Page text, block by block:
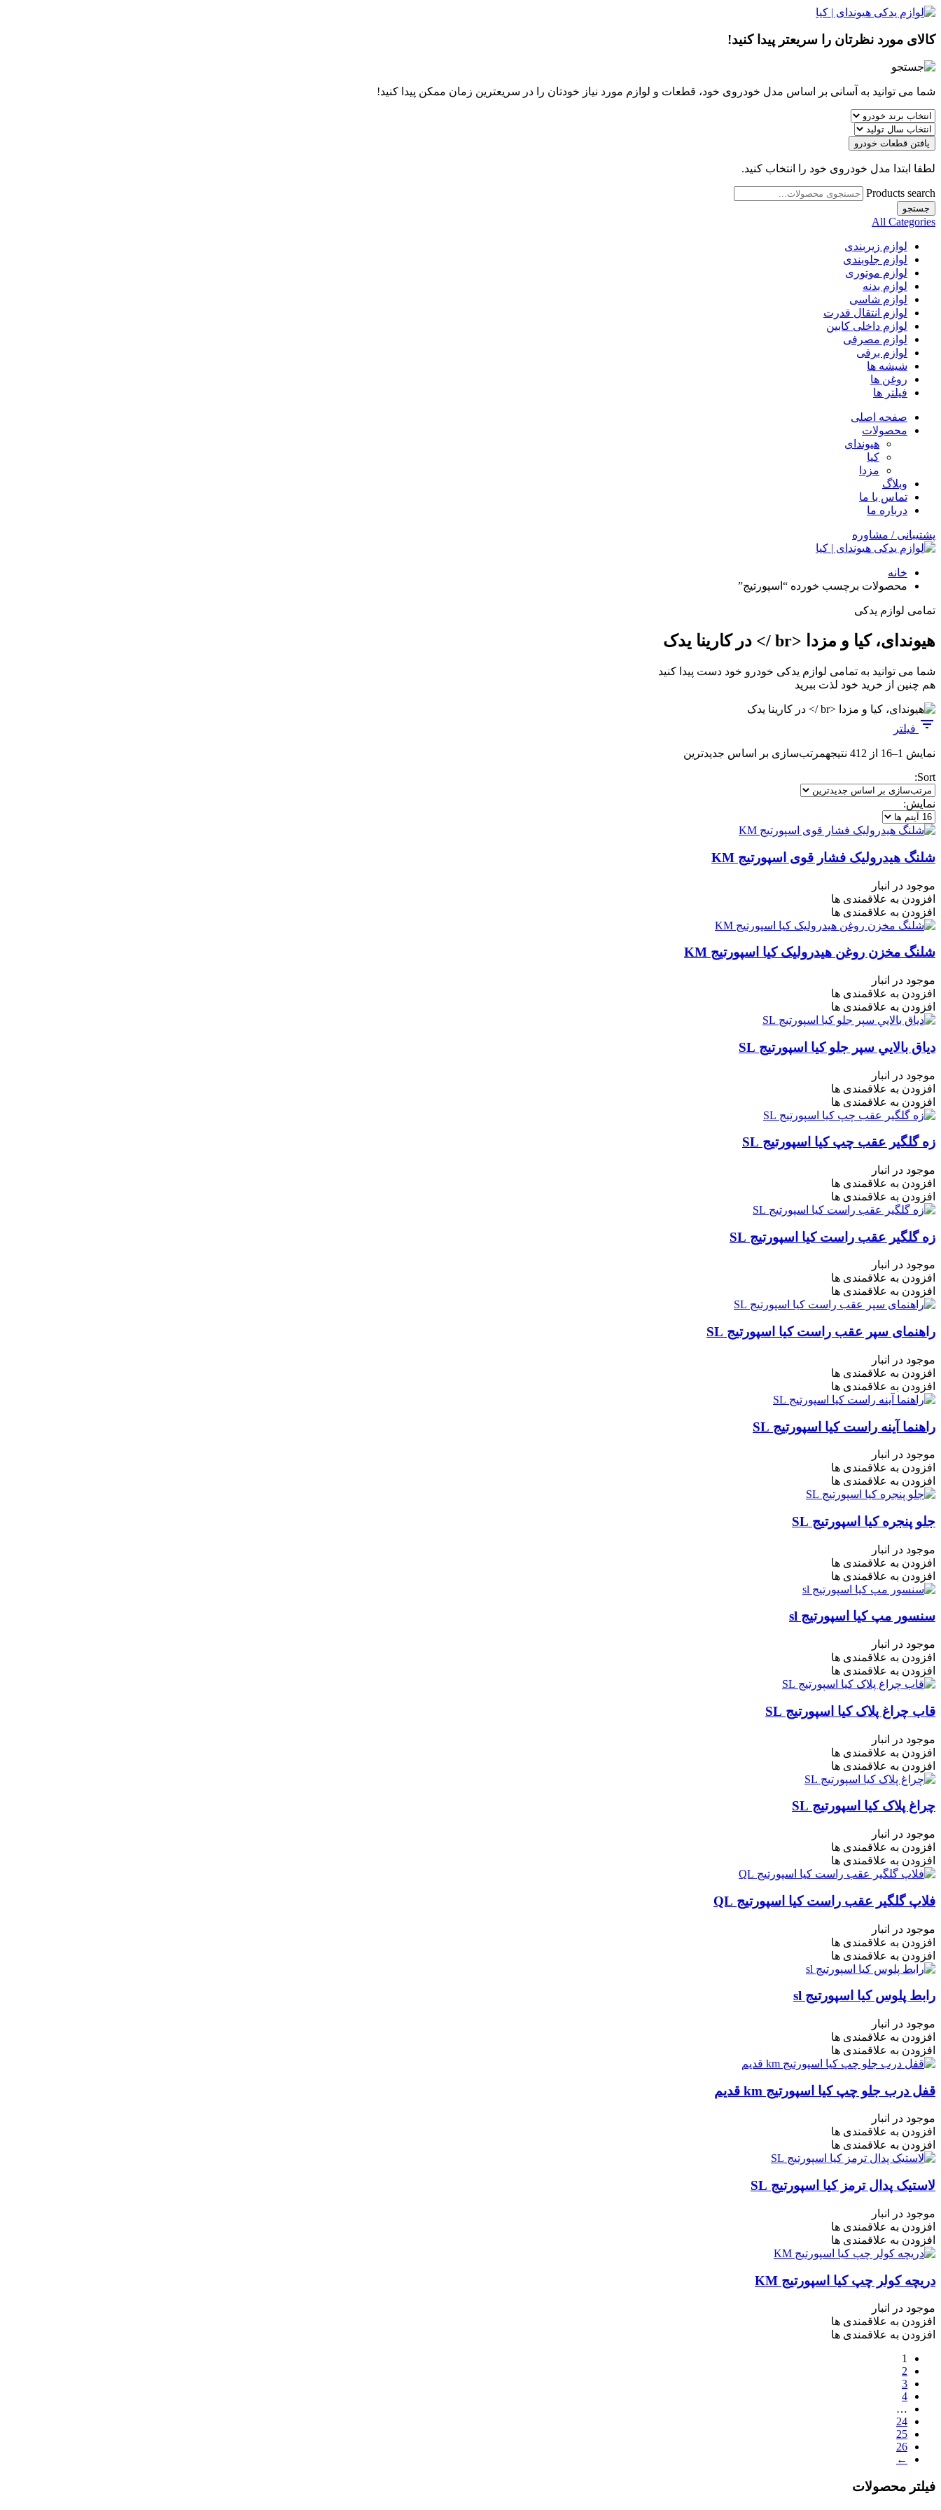
کالای مورد نظرتان را سریعتر پیدا کنید!
شما می توانید به آسانی بر اساس مدل خودروی خود، قطعات و لوازم مورد نیاز خودتان را در سریعترین زمان ممکن پیدا کنید!
یافتن قطعات خودرو
لطفا ابتدا مدل خودروی خود را انتخاب کنید.
Products search
جستجو
All Categories
لوازم زیربندی
لوازم جلوبندی
لوازم موتوری
لوازم بدنه
لوازم شاسی
لوازم انتقال قدرت
لوازم داخلی کابین
لوازم مصرفی
لوازم برقی
شیشه ها
روغن ها
فیلتر ها
صفحه اصلی
محصولات
هیوندای
کیا
مزدا
وبلاگ
تماس با ما
درباره ما
پشتیبانی / مشاوره
خانه
محصولات برچسب خورده “اسپورتیج”
تمامی لوازم یدکی
هیوندای، کیا و مزدا <br /> در کارینا یدک
شما می توانید به تمامی لوازم یدکی خودرو خود دست پیدا کنید
هم چنین از خرید خود لذت ببرید
فیلتر
نمایش 1–16 از 412 نتیجه
مرتب‌سازی بر اساس جدیدترین
Sort:
نمایش:
شلنگ هیدرولیک فشار قوی اسپورتیج KM
موجود در انبار
افزودن به علاقمندی ها
افزودن به علاقمندی ها
شلنگ مخزن روغن هیدرولیک کیا اسپورتیج KM
موجود در انبار
افزودن به علاقمندی ها
افزودن به علاقمندی ها
دياق بالايي سپر جلو کیا اسپورتیج SL
موجود در انبار
افزودن به علاقمندی ها
افزودن به علاقمندی ها
زه گلگیر عقب چپ کیا اسپورتیج SL
موجود در انبار
افزودن به علاقمندی ها
افزودن به علاقمندی ها
زه گلگیر عقب راست کیا اسپورتیج SL
موجود در انبار
افزودن به علاقمندی ها
افزودن به علاقمندی ها
راهنمای سپر عقب راست کیا اسپورتیج SL
موجود در انبار
افزودن به علاقمندی ها
افزودن به علاقمندی ها
راهنما آینه راست کیا اسپورتیج SL
موجود در انبار
افزودن به علاقمندی ها
افزودن به علاقمندی ها
جلو پنجره کیا اسپورتیج SL
موجود در انبار
افزودن به علاقمندی ها
افزودن به علاقمندی ها
سنسور مپ کیا اسپورتیج sl
موجود در انبار
افزودن به علاقمندی ها
افزودن به علاقمندی ها
قاب چراغ پلاک کیا اسپورتیج SL
موجود در انبار
افزودن به علاقمندی ها
افزودن به علاقمندی ها
چراغ پلاک کیا اسپورتیج SL
موجود در انبار
افزودن به علاقمندی ها
افزودن به علاقمندی ها
فلاپ گلگیر عقب راست کیا اسپورتیج QL
موجود در انبار
افزودن به علاقمندی ها
افزودن به علاقمندی ها
رابط پلوس کیا اسپورتیج sl
موجود در انبار
افزودن به علاقمندی ها
افزودن به علاقمندی ها
قفل درب جلو چپ کیا اسپورتیج km قدیم
موجود در انبار
افزودن به علاقمندی ها
افزودن به علاقمندی ها
لاستیک پدال ترمز کیا اسپورتیج SL
موجود در انبار
افزودن به علاقمندی ها
افزودن به علاقمندی ها
دریچه کولر چپ کیا اسپورتیج KM
موجود در انبار
افزودن به علاقمندی ها
افزودن به علاقمندی ها
1
2
3
4
…
24
25
26
←
فیلتر محصولات